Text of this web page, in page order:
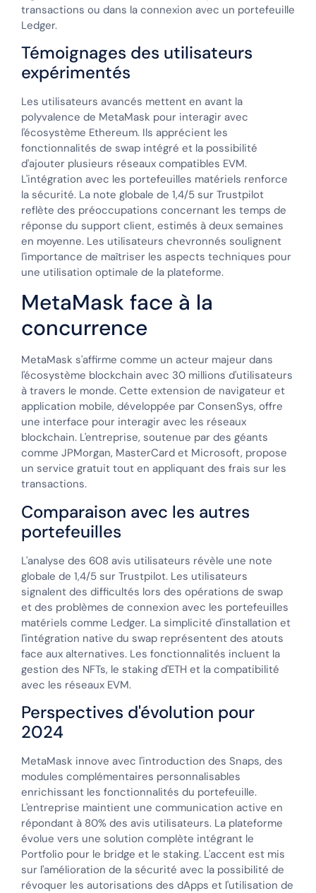
transactions ou dans la connexion avec un portefeuille
Ledger.
Témoignages des utilisateurs
expérimentés
Les utilisateurs avancés mettent en avant la
polyvalence de MetaMask pour interagir avec
l'écosystème Ethereum. Ils apprécient les
fonctionnalités de swap intégré et la possibilité
d'ajouter plusieurs réseaux compatibles EVM.
L'intégration avec les portefeuilles matériels renforce
la sécurité. La note globale de 1,4/5 sur Trustpilot
reflète des préoccupations concernant les temps de
réponse du support client, estimés à deux semaines
en moyenne. Les utilisateurs chevronnés soulignent
l'importance de maîtriser les aspects techniques pour
une utilisation optimale de la plateforme.
MetaMask face à la
concurrence
MetaMask s'affirme comme un acteur majeur dans
l'écosystème blockchain avec 30 millions d'utilisateurs
à travers le monde. Cette extension de navigateur et
application mobile, développée par ConsenSys, offre
une interface pour interagir avec les réseaux
blockchain. L'entreprise, soutenue par des géants
comme JPMorgan, MasterCard et Microsoft, propose
un service gratuit tout en appliquant des frais sur les
transactions.
Comparaison avec les autres
portefeuilles
L'analyse des 608 avis utilisateurs révèle une note
globale de 1,4/5 sur Trustpilot. Les utilisateurs
signalent des difficultés lors des opérations de swap
et des problèmes de connexion avec les portefeuilles
matériels comme Ledger. La simplicité d'installation et
l'intégration native du swap représentent des atouts
face aux alternatives. Les fonctionnalités incluent la
gestion des NFTs, le staking d'ETH et la compatibilité
avec les réseaux EVM.
Perspectives d'évolution pour
2024
MetaMask innove avec l'introduction des Snaps, des
modules complémentaires personnalisables
enrichissant les fonctionnalités du portefeuille.
L'entreprise maintient une communication active en
répondant à 80% des avis utilisateurs. La plateforme
évolue vers une solution complète intégrant le
Portfolio pour le bridge et le staking. L'accent est mis
sur l'amélioration de la sécurité avec la possibilité de
révoquer les autorisations des dApps et l'utilisation de